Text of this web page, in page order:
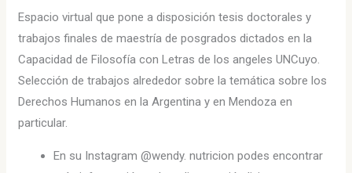
Espacio virtual que pone a disposición tesis doctorales y
trabajos finales de maestría de posgrados dictados en la
Capacidad de Filosofía con Letras de los angeles UNCuyo.
Selección de trabajos alrededor sobre la temática sobre los
Derechos Humanos en la Argentina y en Mendoza en
particular.
En su Instagram @wendy. nutricion podes encontrar